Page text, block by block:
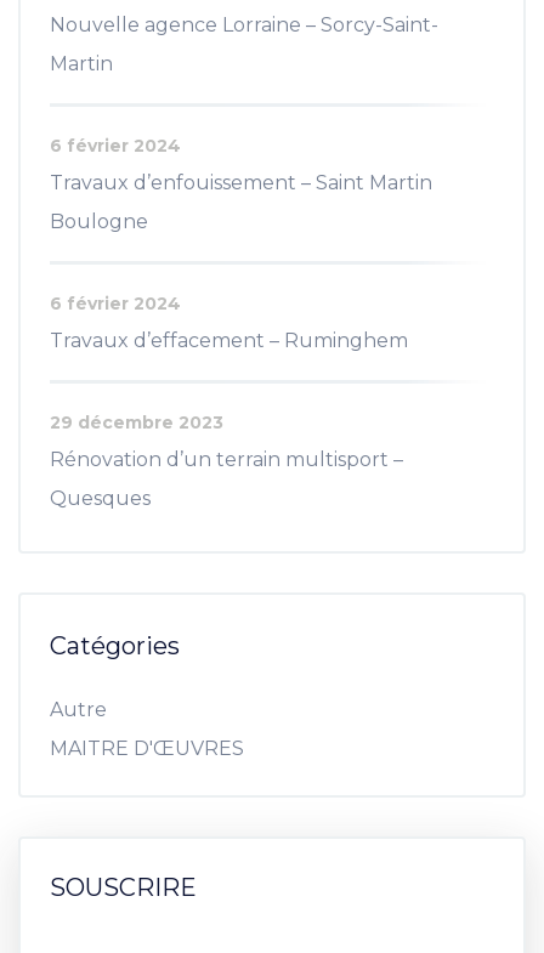
Nouvelle agence Lorraine – Sorcy-Saint-
Martin
Travaux d’enfouissement – Saint Martin
Boulogne
6 février 2024
Travaux d’effacement – Ruminghem
6 février 2024
Rénovation d’un terrain multisport –
Quesques
29 décembre 2023
Catégories
Autre
MAITRE D'ŒUVRES
SOUSCRIRE